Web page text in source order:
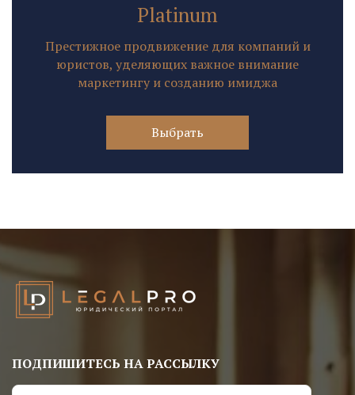
Platinum
Престижное продвижение для компаний и
юристов, уделяющих важное внимание
маркетингу и созданию имиджа
Выбрать
ПОДПИШИТЕСЬ НА РАССЫЛКУ